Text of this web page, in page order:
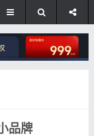
品牌